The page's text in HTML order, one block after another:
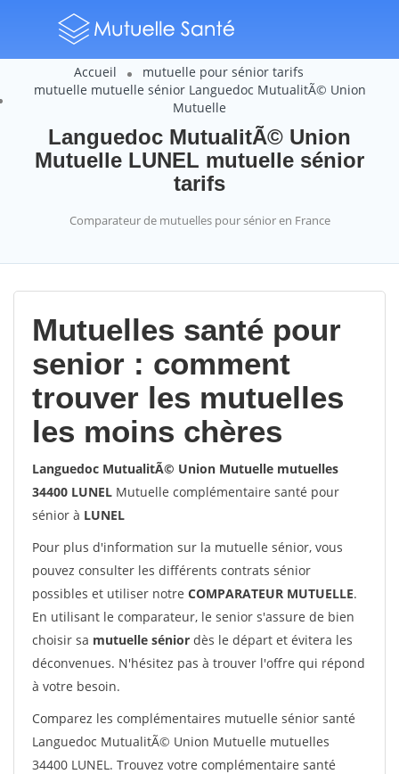
Accueil
mutuelle pour sénior tarifs
mutuelle mutuelle sénior Languedoc MutualitÃ© Union
Mutuelle
Languedoc MutualitÃ© Union
Mutuelle LUNEL mutuelle sénior
tarifs
Comparateur de mutuelles pour sénior en France
Mutuelles santé pour
senior : comment
trouver les mutuelles
les moins chères
Languedoc MutualitÃ© Union Mutuelle mutuelles
34400 LUNEL Mutuelle complémentaire santé pour
sénior à LUNEL
Pour plus d'information sur la mutuelle sénior, vous
pouvez consulter les différents contrats sénior
possibles et utiliser notre COMPARATEUR MUTUELLE.
En utilisant le comparateur, le senior s'assure de bien
choisir sa mutuelle sénior dès le départ et évitera les
déconvenues. N'hésitez pas à trouver l'offre qui répond
à votre besoin.
Comparez les complémentaires mutuelle sénior santé
Languedoc MutualitÃ© Union Mutuelle mutuelles
34400 LUNEL. Trouvez votre complémentaire santé